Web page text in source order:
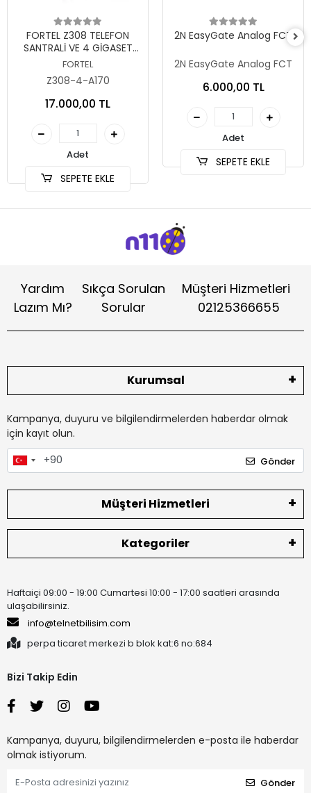
Sepete Ekle
FORTEL Z308 TELEFON
SANTRALİ VE 4 GİGASET
A170 DECT TELEFON
FORTEL
Z308-4-A170
17.000,00 TL
Adet
SEPETE EKLE
Sepete Ekle
2N EasyGate Analog FCT
2N EasyGate Analog FCT
6.000,00 TL
Adet
SEPETE EKLE
Yardım
Lazım Mı?
Sıkça Sorulan
Sorular
Müşteri Hizmetleri
02125366655
Kurumsal
Kampanya, duyuru ve bilgilendirmelerden haberdar olmak
için kayıt olun.
Gönder
Müşteri Hizmetleri
Kategoriler
Haftaiçi 09:00 - 19:00 Cumartesi 10:00 - 17:00 saatleri arasında
ulaşabilirsiniz.
info@telnetbilisim.com
perpa ticaret merkezi b blok kat:6 no:684
Bizi Takip Edin
Kampanya, duyuru, bilgilendirmelerden e-posta ile haberdar
olmak istiyorum.
Gönder